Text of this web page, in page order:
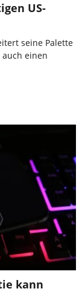
US-
seine Palette
einen
kann